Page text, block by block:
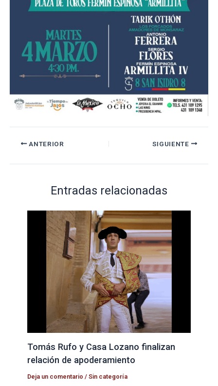
ANTERIOR SIGUIENTE
Entradas relacionadas
Tomás Rufo y Casa Lozano finalizan
relación de apoderamiento
Deja un comentario /Sin categoría